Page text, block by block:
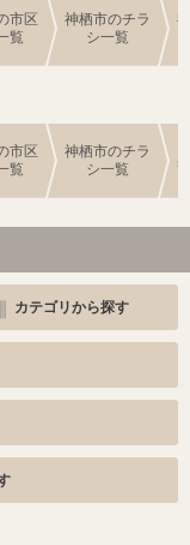
市区
覧
神栖市のチラ
シ一覧
市区
覧
神栖市のチラ
シ一覧
カテゴリから探す